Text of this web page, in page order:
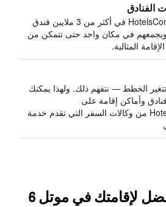
الفنادق
يبحث HotelsCombined في أكثر من 3 ملايين فندق
في مكان واحد حتى تتمكن من
المثالية.
الخطط — نتفهم ذلك. ولهذا يمكنك
وأماكن إقامة على
HotelsCombined من وكالات السفر التي تقدم خدمة
اعثر على نتائج أفضل لإقامتك في موتل 6